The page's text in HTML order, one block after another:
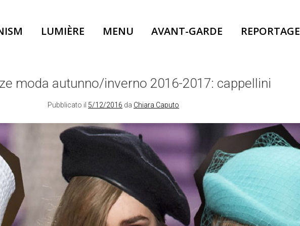
LUMIÈRE MENU AVANT-GARDE REPORTAGE
moda autunno/inverno 2016-2017: cappellini
Pubblicato il 5/12/2016 da Chiara Caputo